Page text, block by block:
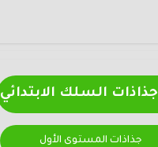
جذاذات السلك الابتدائي
جذاذات المستوى الأول